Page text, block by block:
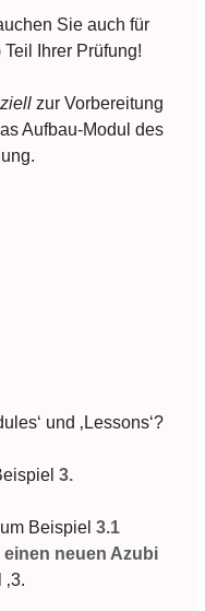
Sie auch für
Ihrer Prüfung!
zur Vorbereitung
Aufbau-Modul des
und ‚Lessons‘?
3.
Beispiel 3.1
neuen Azubi